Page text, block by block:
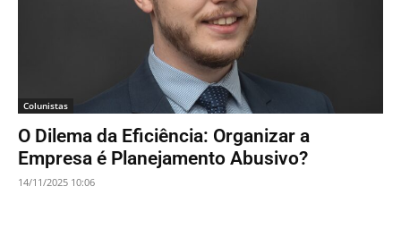
Colunistas
O Dilema da Eficiência: Organizar a
Empresa é Planejamento Abusivo?
14/11/2025 10:06